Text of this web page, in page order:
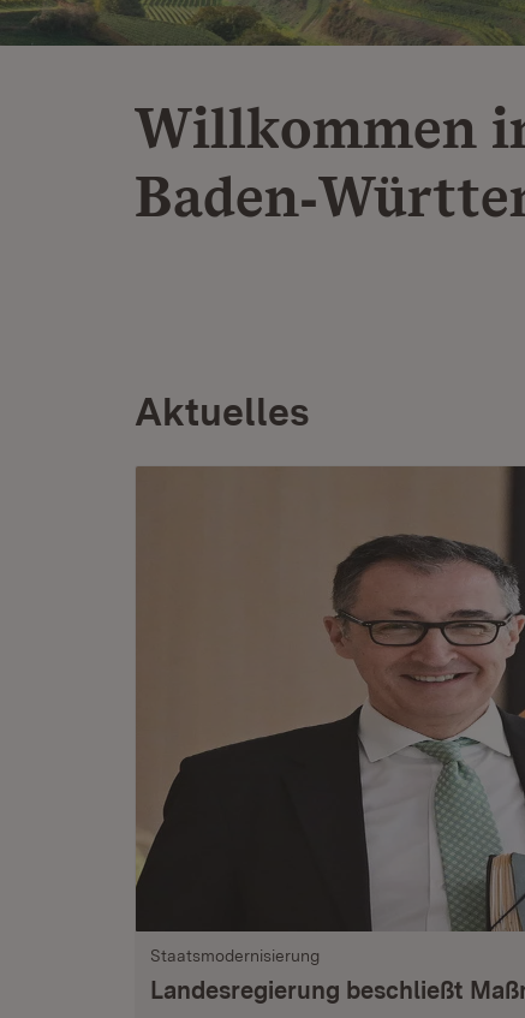
Willkommen
Aktuelles
Staatsmodernisierung
Landesregierung beschließt